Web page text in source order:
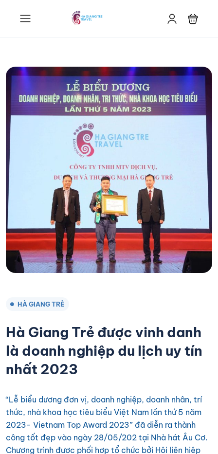
HÀ GIANG TRẺ
Hà Giang Trẻ được vinh danh
là doanh nghiệp du lịch uy tín
nhất 2023
“Lễ biểu dương đơn vị, doanh nghiệp, doanh nhân, trí
thức, nhà khoa học tiêu biểu Việt Nam lần thứ 5 năm
2023- Vietnam Top Award 2023” đã diễn ra thành
công tốt đẹp vào ngày 28/05/202 tại Nhà hát Âu Cơ.
Chương trình được phối hợp tổ chức bởi Hội liên hiệp